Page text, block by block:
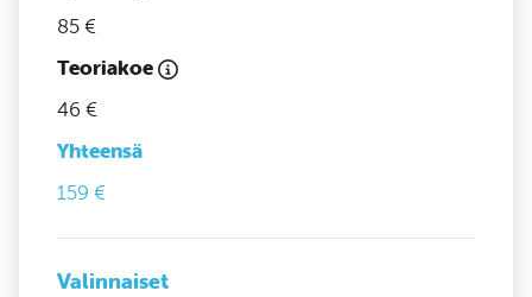
85 €
Teoriakoe
46 €
Yhteensä
159 €
Valinnaiset